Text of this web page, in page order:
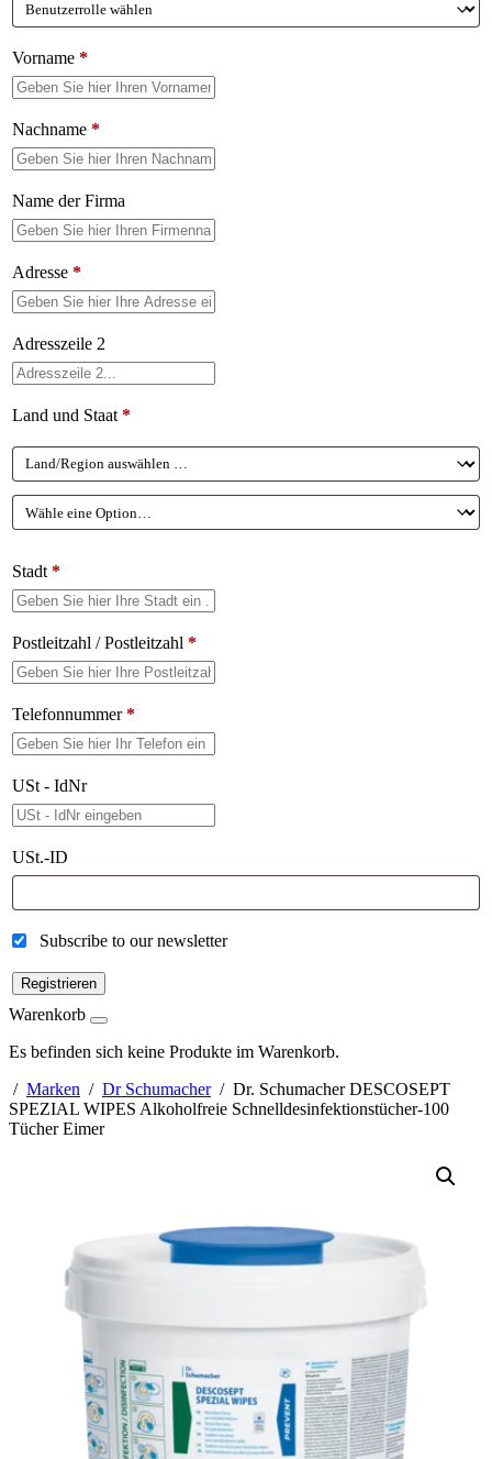
Vorname *
Nachname *
Name der Firma
Adresse *
Adresszeile 2
Land und Staat *
Stadt *
Postleitzahl / Postleitzahl *
Telefonnummer*
USt - IdNr
USt.-ID
Subscribe to our newsletter
Registrieren
Warenkorb
Es befinden sich keine Produkte im Warenkorb.
/ Marken / Dr Schumacher/ Dr. Schumacher DESCOSEPT
SPEZIAL WIPES Alkoholfreie Schnelldesinfektionstücher-100
Tücher Eimer